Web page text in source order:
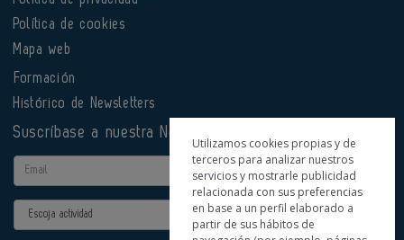
Política de cookies
Mapa web
Formación
Histórico de Newsletters
Suscríbase a nuestra Newsletter
Email
Actividad
Utilizamos cookies propias y de
terceros para analizar nuestros
servicios y mostrarle publicidad
relacionada con sus preferencias
en base a un perfil elaborado a
partir de sus hábitos de